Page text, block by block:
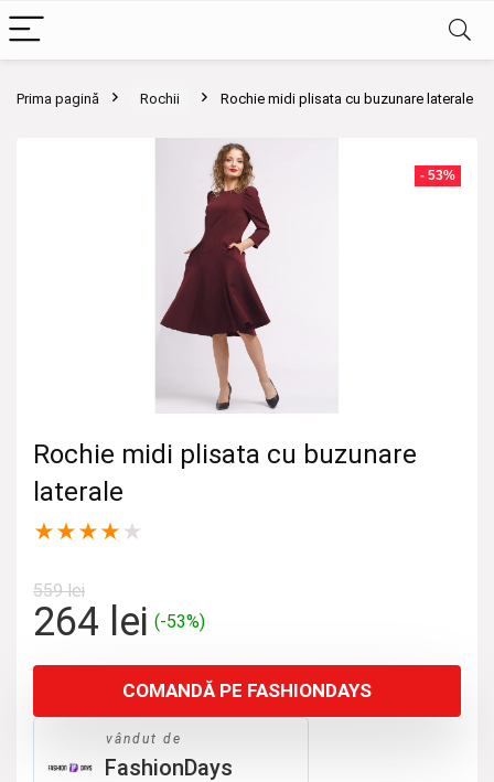
Prima pagină Rochii Rochie midi plisata cu buzunare laterale
- 53%
Rochie midi plisata cu buzunare
laterale
★★★★ ★
559lei
Prețul
a
fost:
559 lei.
264 leiPrețul
este:
264 lei.
(-53%)
COMANDĂ PE FASHIONDAYS
vândut de
FashionDays